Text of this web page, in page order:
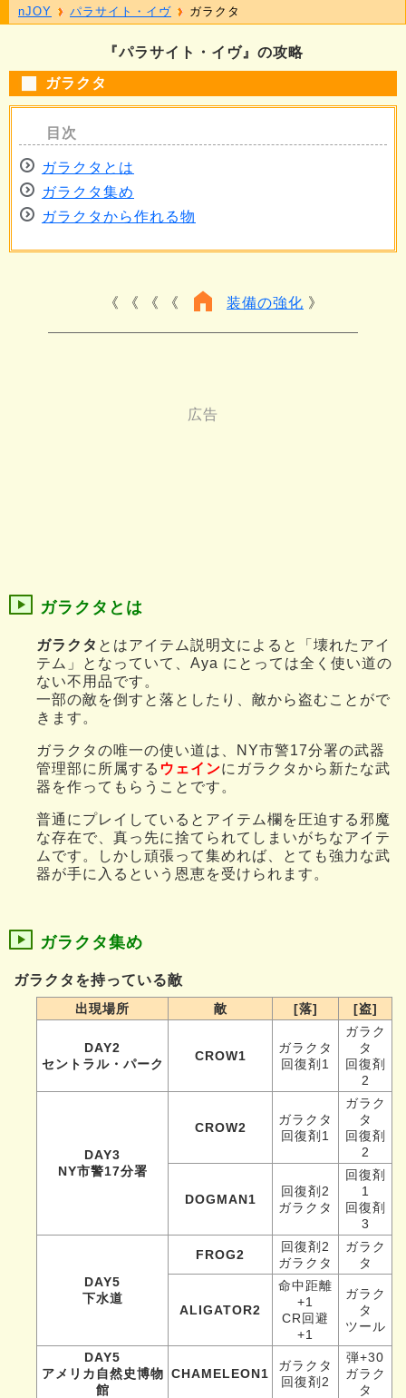
『パラサイト・イヴ』の攻略
ガラクタ
ガラクタとは
ガラクタ集め
ガラクタから作れる物
《 《 《 装備の強化
ガラクタとは
ガラクタ とはアイテム説明文によると「壊れたアイ
テム」となっていて、Aya にとっては全く使い道の
ない不用品です。
一部の敵を倒すと落としたり、敵から盗むことがで
きます。
ガラクタの唯一の使い道は、NY市警17分署の武器
管理部に所属する ウェインにガラクタから新たな武
器を作ってもらうことです。
普通にプレイしているとアイテム欄を圧迫する邪魔
な存在で、真っ先に捨てられてしまいがちなアイテ
ムです。しかし頑張って集めれば、とても強力な武
器が手に入るという恩恵を受けられます。
ガラクタ集め
ガラクタを持っている敵
出現場所 敵 [落] [盗]
DAY2
セントラル・パーク
CROW1
ガラクタ
回復剤1
ガラク
タ
回復剤
2
DAY3
NY市警17分署
CROW2
ガラクタ
回復剤1
ガラク
タ
回復剤
2
DOGMAN1
回復剤2
ガラクタ
回復剤
1
回復剤
3
DAY5
下水道
FROG2
回復剤2
ガラクタ
ガラク
タ
ALIGATOR2
命中距離
+1
CR回避
+1
ガラク
タ
ツール
DAY5
アメリカ自然史博物
館
CHAMELEON1
ガラクタ
回復剤2
弾+30
ガラク
タ
nJOY パラサイト・イヴ ガラクタ